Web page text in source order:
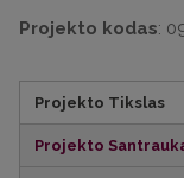
Projekto kodas:
Projekto Tikslas
Projekto